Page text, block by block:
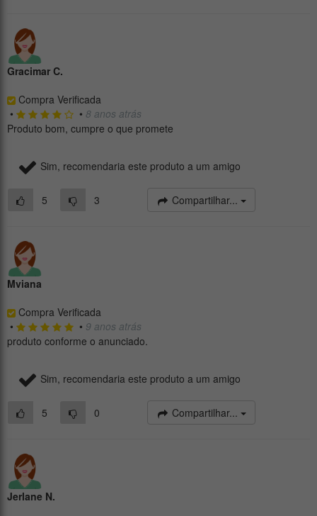
Gracimar C.
Compra Verificada
•
• 8 anos atrás
Produto bom, cumpre o que promete
Sim, recomendaria este produto a um amigo
5 3 Compartilhar...
Mviana
Compra Verificada
•
• 9 anos atrás
produto conforme o anunciado.
Sim, recomendaria este produto a um amigo
5 0 Compartilhar...
Jerlane N.